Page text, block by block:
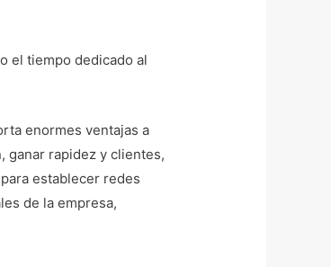
el tiempo dedicado al
enormes ventajas a
ganar rapidez y clientes,
establecer redes
de la empresa,